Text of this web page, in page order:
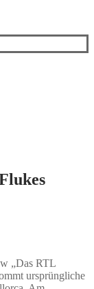
„Das RTL
ursprüngliche